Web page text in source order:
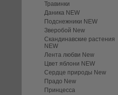
Травинки
Даника NEW
Подснежники NEW
Зверобой New
Скандинавские растения
NEW
Лента любви New
Цвет яблони NEW
Сердце природы New
Прадо New
Принцесса